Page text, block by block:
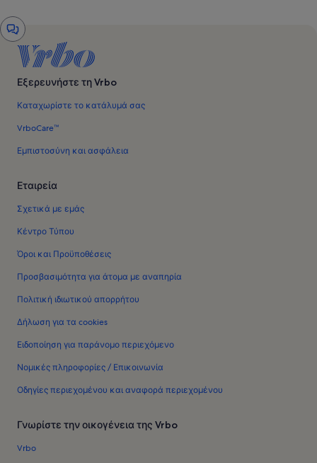
Παράθυρο
συνομιλίας
Εξερευνήστε τη Vrbo
Καταχωρίστε το κατάλυμά σας
VrboCare™
Εμπιστοσύνη και ασφάλεια
Εταιρεία
Σχετικά με εμάς
Κέντρο Τύπου
Όροι και Προϋποθέσεις
Προσβασιμότητα για άτομα με αναπηρία
Πολιτική ιδιωτικού απορρήτου
Δήλωση για τα cookies
Ειδοποίηση για παράνομο περιεχόμενο
Νομικές πληροφορίες / Επικοινωνία
Οδηγίες περιεχομένου και αναφορά περιεχομένου
Γνωρίστε την οικογένεια της Vrbo
Vrbo